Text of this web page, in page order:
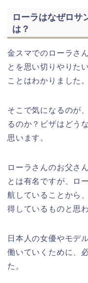
ローラはなぜロサ
は？
金スマでのローラさ
とを思い切りやりた
ことはわかりました。
そこで気になるのが
るのか？ビザはどう
思います。
ローラさんのお父さ
とは有名ですが、ロ
航していることから
得しているものと思
日本人の女優やモデ
働いていくために、
た。